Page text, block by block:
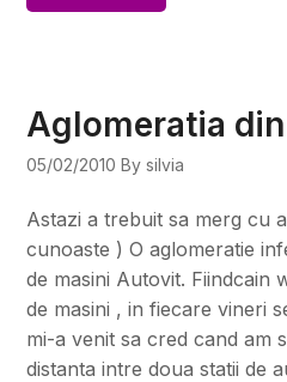
Aglomeratia
05/02/2010 By silvia
Astazi a trebuit sa merg cu
cunoaste ) O aglomeratie
de masini Autovit. Fiindcain
de masini , in fiecare vineri
mi-a venit sa cred cand am
distanta intre doua statii de